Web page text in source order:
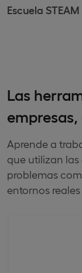
Escuela STEAM
Las
Aprende a
que utilizan
problemas
entornos